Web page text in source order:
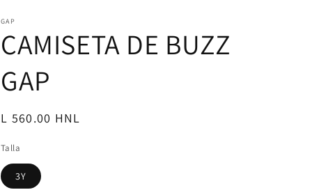
GAP
CAMISETA DE BUZZ
GAP
Regular
L 560.00 HNL
Talla
3Y